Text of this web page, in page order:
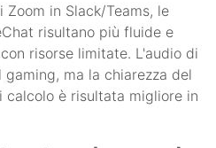
in Slack/Teams, le
risultano più fluide e
risorse limitate. L'audio di
ma la chiarezza del
è risultata migliore in